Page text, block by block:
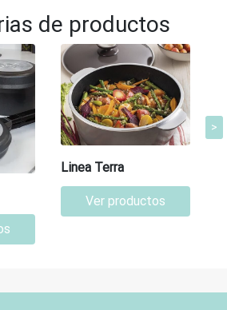
de productos
Linea Terra
Ver productos
>